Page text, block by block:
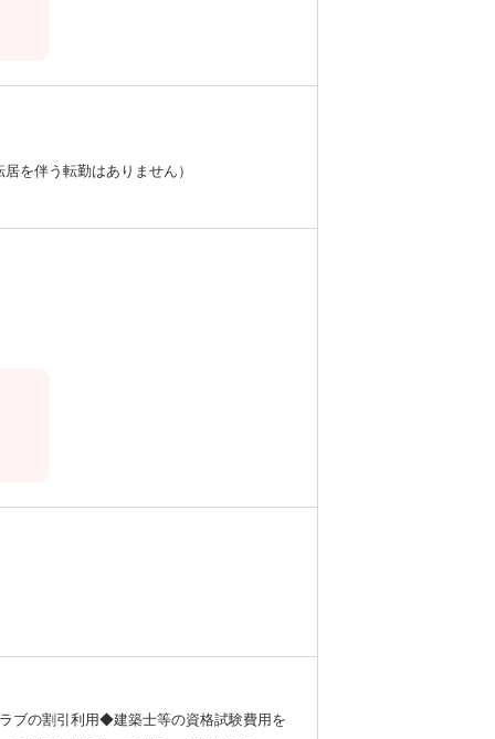
を伴う転勤はありません）
ブの割引利用◆建築士等の資格試験費用を